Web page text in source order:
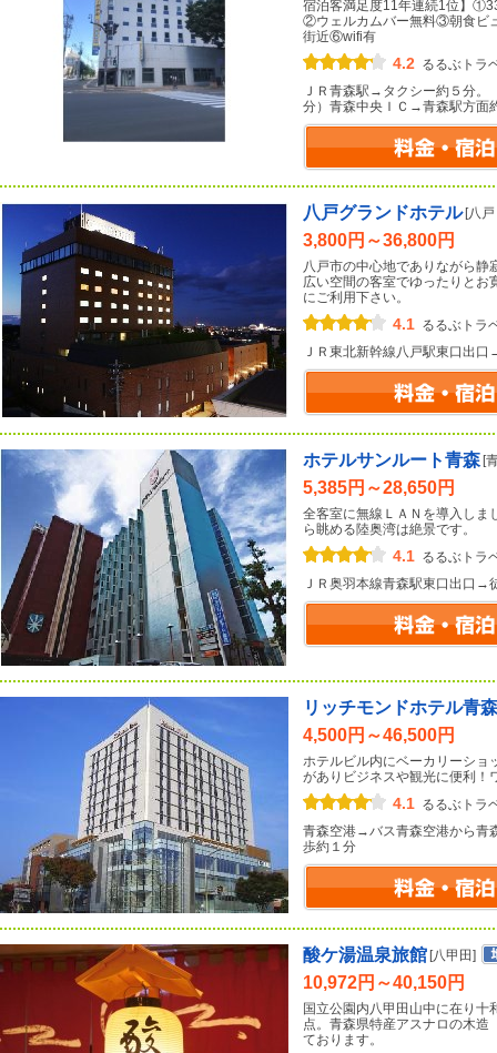
宿泊客満足度11年連続1位】
②ウェルカムバー無料③朝食ビ
街近⑥wifi有
4.2 るるぶトラ
ＪＲ青森駅→タクシー約５分。
分）青森中央ＩＣ→青森駅方面
八戸グランドホテル [八
3,800円～36,800円
八戸市の中心地でありながら静
広い空間の客室でゆったりとお
にご利用下さい。
4.1 るるぶトラ
ＪＲ東北新幹線八戸駅東口出
ホテルサンルート青森 [
5,385円～28,650円
全客室に無線ＬＡＮを導入しま
ら眺める陸奥湾は絶景です。
4.1 るるぶトラ
ＪＲ奥羽本線青森駅東口出口→
リッチモンドホテル青森
4,500円～46,500円
ホテルビル内にベーカリーショ
がありビジネスや観光に便利！
4.1 るるぶトラ
青森空港→バス青森空港から青
歩約１分
酸ケ湯温泉旅館 [八甲田]
10,972円～40,150円
国立公園内八甲田山中に在り
点。青森県特産アスナロの木造
ております。